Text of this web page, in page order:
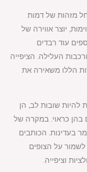
מזהות של דמות
יוצר אווירה של
עוד רבדים
העלילה. הציפייה
הללו משאירה את
להיות שובות לב, הן
בהן כראוי. במקרה של
נשמר בעדינות. הכותבים
לשמור על הצופים
וציפייה.